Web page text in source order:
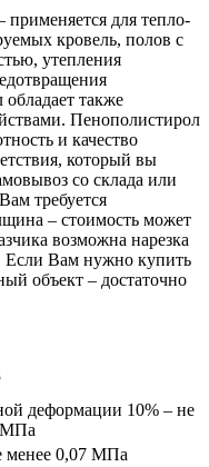
применяется для тепло-
кровель, полов с
утепления
также
Пенополистирол
и качество
который вы
со склада или
требуется
– стоимость может
возможна нарезка
Если Вам нужно купить
объект – достаточно
деформации 10% – не
МПа
менее 0,07 МПа